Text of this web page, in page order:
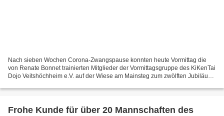
Nach sieben Wochen Corona-Zwangspause konnten heute Vormittag die
von Renate Bonnet trainierten Mitglieder der Vormittagsgruppe des KiKenTai
Dojo Veitshöchheim e.V. auf der Wiese am Mainsteg zum zwölften Jubiläum
Frohe Kunde für über 20 Mannschaften des